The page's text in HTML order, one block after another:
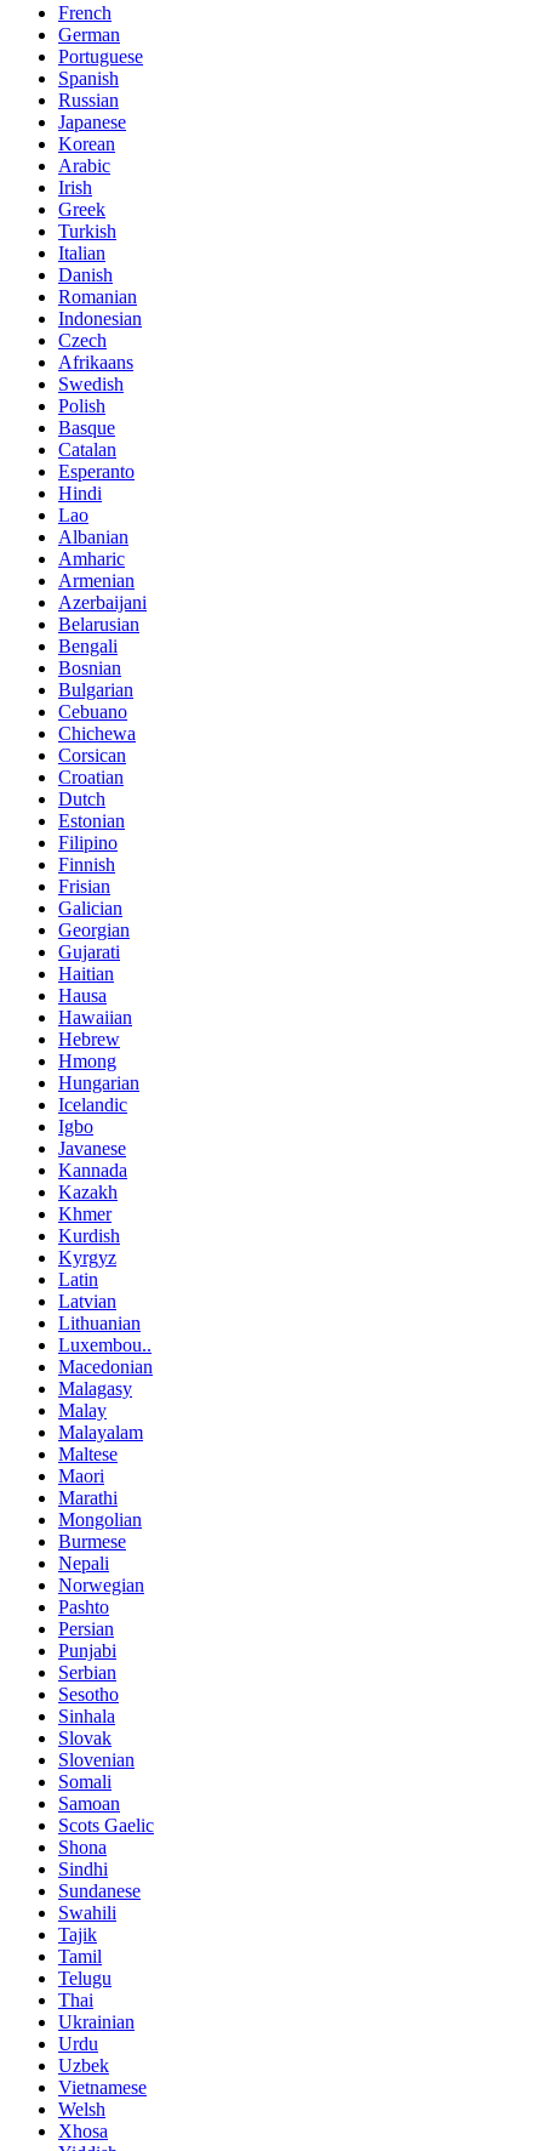
French
German
Portuguese
Spanish
Russian
Japanese
Korean
Arabic
Irish
Greek
Turkish
Italian
Danish
Romanian
Indonesian
Czech
Afrikaans
Swedish
Polish
Basque
Catalan
Esperanto
Hindi
Lao
Albanian
Amharic
Armenian
Azerbaijani
Belarusian
Bengali
Bosnian
Bulgarian
Cebuano
Chichewa
Corsican
Croatian
Dutch
Estonian
Filipino
Finnish
Frisian
Galician
Georgian
Gujarati
Haitian
Hausa
Hawaiian
Hebrew
Hmong
Hungarian
Icelandic
Igbo
Javanese
Kannada
Kazakh
Khmer
Kurdish
Kyrgyz
Latin
Latvian
Lithuanian
Luxembou..
Macedonian
Malagasy
Malay
Malayalam
Maltese
Maori
Marathi
Mongolian
Burmese
Nepali
Norwegian
Pashto
Persian
Punjabi
Serbian
Sesotho
Sinhala
Slovak
Slovenian
Somali
Samoan
Scots Gaelic
Shona
Sindhi
Sundanese
Swahili
Tajik
Tamil
Telugu
Thai
Ukrainian
Urdu
Uzbek
Vietnamese
Welsh
Xhosa